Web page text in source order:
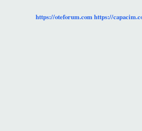
https://oteforum.comhttps://